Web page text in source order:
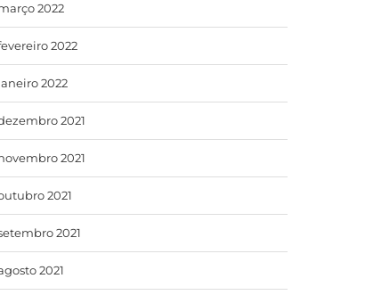
2022
2022
2022
2021
2021
2021
2021
2021